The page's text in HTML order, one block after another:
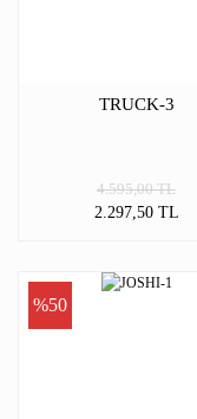
TRUCK-3
2.297,50 TL
4.595,00 TL
%50